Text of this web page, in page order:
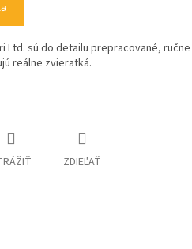
Ltd. sú do detailu prepracované,
reálne zvieratká.
ZDIEĽAŤ